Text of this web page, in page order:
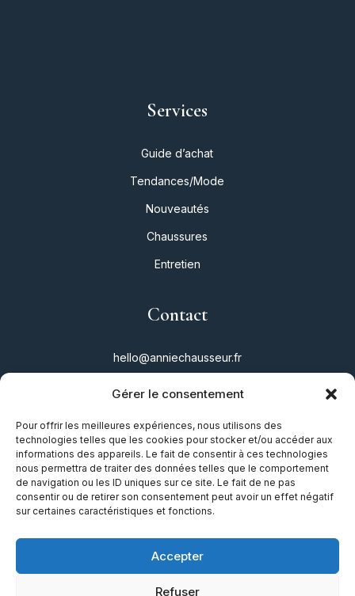
Gérer le consentement
Pour offrir les meilleures expériences, nous utilisons des
technologies telles que les cookies pour stocker et/ou accéder aux
informations des appareils. Le fait de consentir à ces technologies
nous permettra de traiter des données telles que le comportement
de navigation ou les ID uniques sur ce site. Le fait de ne pas
consentir ou de retirer son consentement peut avoir un effet négatif
sur certaines caractéristiques et fonctions.
Accepter
Refuser
Services
Guide d’achat
Tendances/Mode
Nouveautés
Chaussures
Entretien
Contact
hello@anniechausseur.fr
Instagram
Twitter
Facebook